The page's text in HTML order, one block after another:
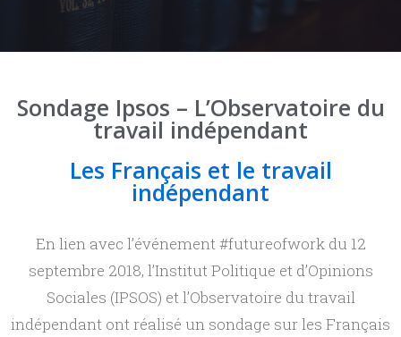
La protection sociale des indépendants
Le droit du travail
L’économie des plateformes
Le travail indépendant à l’étranger
CONTACT
Sondage Ipsos – L’Observatoire du
travail indépendant
Les Français et le travail
indépendant
En lien avec l’événement #futureofwork du 12
septembre 2018, l’Institut Politique et d’Opinions
Sociales (IPSOS) et l’Observatoire du travail
indépendant ont réalisé un sondage sur les Français